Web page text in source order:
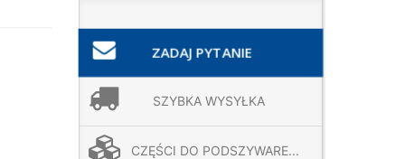
ZADAJ PYTANIE
SZYBKA WYSYŁKA
CZĘŚCI DO PODSZYWARE...